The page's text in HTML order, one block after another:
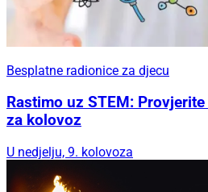
Besplatne radionice za djecu
Rastimo uz STEM:
za kolovoz
U nedjelju, 9. kolovoza